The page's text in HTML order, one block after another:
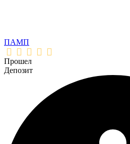
ПАМП
Прошел
Депозит